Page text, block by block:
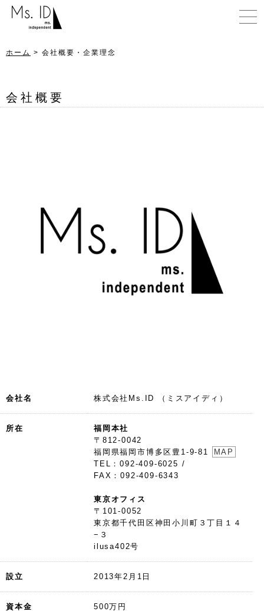
ホーム > 会社概要・企業理念
会社概要
会社名 株式会社Ms.ID （ミスアイディ）
所在
福岡本社
〒812-0042
福岡県福岡市博多区豊1-9-81
MAP
TEL：092-409-6025 /
FAX：092-409-6343
東京オフィス
〒101-0052
東京都千代田区神田小川町３丁目１４
−３
ilusa402号
設立 2013年2月1日
資本金 500万円